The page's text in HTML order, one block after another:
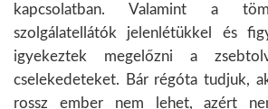
kapcsolatban. Valamint a
szolgálatellátók jelenlétükkel és
igyekeztek megelőzni a
cselekedeteket. Bár régóta tudjuk,
rossz ember nem lehet, azért